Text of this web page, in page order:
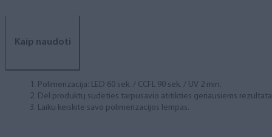
Kaip naudoti
Polimerizacija: LED 60 sek. / CCFL 90 sek. / UV 2 min.
Dėl produktų sudėties tarpusavio atitikties geriausiems
Laiku keiskite savo polimerizacijos lempas.